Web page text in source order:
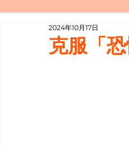
寫履歷表嘅技巧📝
克服「
2024年10月17日